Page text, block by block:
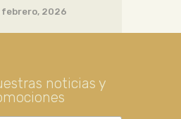
febrero, 2026
noticias y